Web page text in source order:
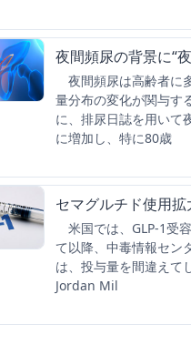
夜間頻尿の背景に“
夜間頻尿は高齢者に
量分布の変化が関与す
に、排尿日誌を用いて
に増加し、特に80歳
セマグルチド使用
米国では、GLP-1受
て以降、中毒情報セン
は、投与量を間違えて
Jordan Mil